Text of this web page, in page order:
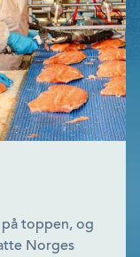
toppen, og
Norges